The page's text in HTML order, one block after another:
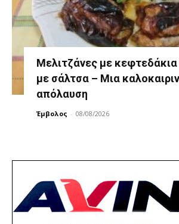
Μελιτζάνες με
με σάλτσα – Μια
απόλαυση
Έμβολος - 08/08/2026